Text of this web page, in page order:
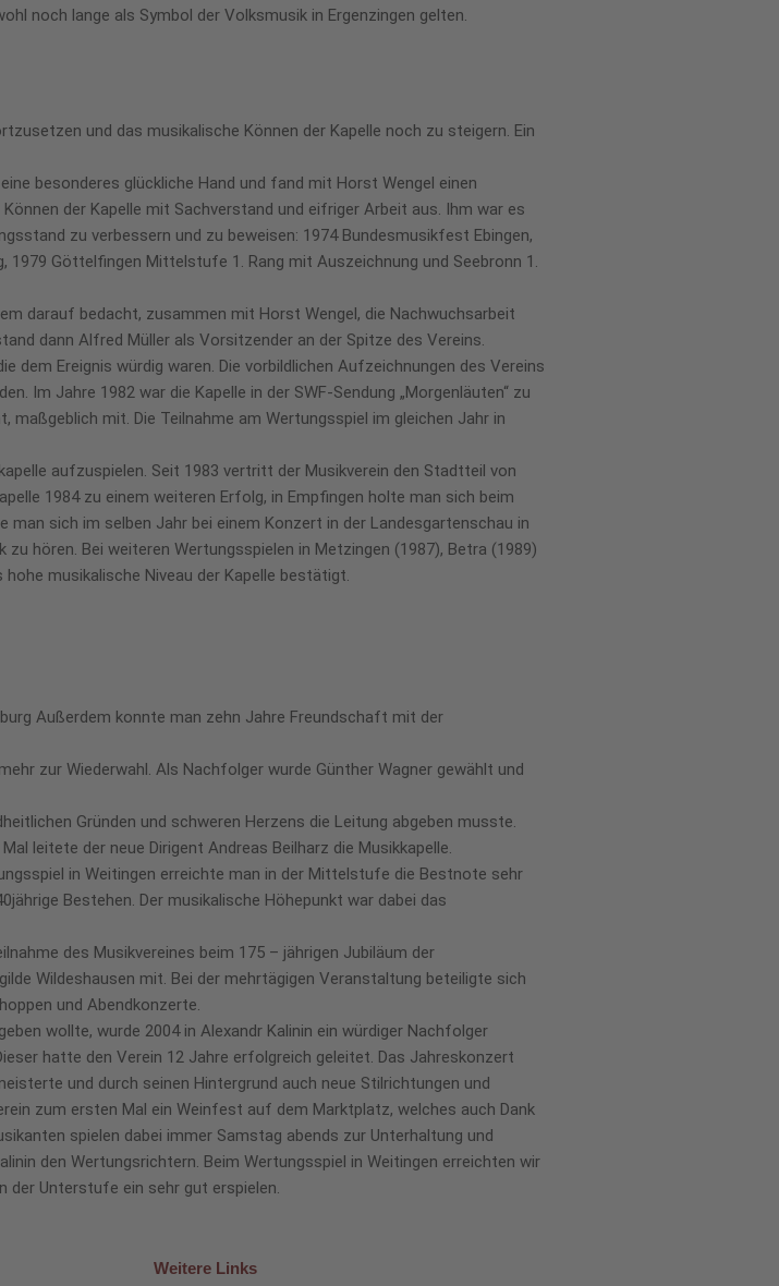
noch lange als Symbol der Volksmusik in Ergenzingen gelten.
und das musikalische Können der Kapelle noch zu steigern. Ein
besonderes glückliche Hand und fand mit Horst Wengel einen
der Kapelle mit Sachverstand und eifriger Arbeit aus. Ihm war es
zu verbessern und zu beweisen: 1974 Bundesmusikfest Ebingen,
Göttelfingen Mittelstufe 1. Rang mit Auszeichnung und Seebronn 1.
darauf bedacht, zusammen mit Horst Wengel, die Nachwuchsarbeit
dann Alfred Müller als Vorsitzender an der Spitze des Vereins.
dem Ereignis würdig waren. Die vorbildlichen Aufzeichnungen des Vereins
Im Jahre 1982 war die Kapelle in der SWF-Sendung „Morgenläuten“ zu
maßgeblich mit. Die Teilnahme am Wertungsspiel im gleichen Jahr in
aufzuspielen. Seit 1983 vertritt der Musikverein den Stadtteil von
1984 zu einem weiteren Erfolg, in Empfingen holte man sich beim
sich im selben Jahr bei einem Konzert in der Landesgartenschau in
hören. Bei weiteren Wertungsspielen in Metzingen (1987), Betra (1989)
musikalische Niveau der Kapelle bestätigt.
Außerdem konnte man zehn Jahre Freundschaft mit der
zur Wiederwahl. Als Nachfolger wurde Günther Wagner gewählt und
Gründen und schweren Herzens die Leitung abgeben musste.
leitete der neue Dirigent Andreas Beilharz die Musikkapelle.
in Weitingen erreichte man in der Mittelstufe die Bestnote sehr
Bestehen. Der musikalische Höhepunkt war dabei das
des Musikvereines beim 175 – jährigen Jubiläum der
Wildeshausen mit. Bei der mehrtägigen Veranstaltung beteiligte sich
und Abendkonzerte.
wollte, wurde 2004 in Alexandr Kalinin ein würdiger Nachfolger
hatte den Verein 12 Jahre erfolgreich geleitet. Das Jahreskonzert
und durch seinen Hintergrund auch neue Stilrichtungen und
zum ersten Mal ein Weinfest auf dem Marktplatz, welches auch Dank
spielen dabei immer Samstag abends zur Unterhaltung und
den Wertungsrichtern. Beim Wertungsspiel in Weitingen erreichten wir
der Unterstufe ein sehr gut erspielen.
Weitere Links